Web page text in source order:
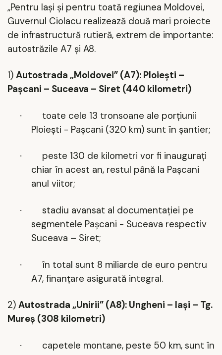
„Pentru Iași și pentru toată regiunea Moldovei,
Guvernul Ciolacu realizează două mari proiecte
de infrastructură rutieră, extrem de importante:
autostrăzile A7 și A8.
1) Autostrada „Moldovei” (A7): Ploiești –
Pașcani – Suceava – Siret (440 kilometri)
·
toate cele 13 tronsoane ale porțiunii
Ploiești - Pașcani (320 km) sunt în șantier;
·
peste 130 de kilometri vor fi inaugurați
chiar în acest an, restul până la Pașcani
anul viitor;
·
stadiu avansat al documentației pe
segmentele Pașcani - Suceava respectiv
Suceava – Siret;
·
în total sunt 8 miliarde de euro pentru
A7, finanțare asigurată integral.
2) Autostrada „Unirii” (A8): Ungheni – Iași – Tg.
Mureș (308 kilometri)
·
capetele montane, peste 50 km, sunt în